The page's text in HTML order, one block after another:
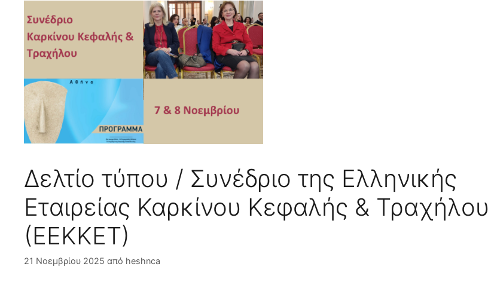
Δελτίο τύπου / Συνέδριο της Ελληνικής
Εταιρείας Καρκίνου Κεφαλής & Τραχήλου
(ΕΕΚΚΕΤ)
21 Νοεμβρίου 2025 από heshnca